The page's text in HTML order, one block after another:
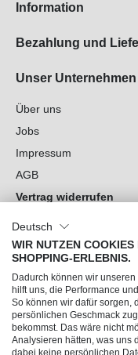
Information
Bezahlung und
Unser Unternehmen
Über uns
Jobs
Impressum
AGB
Vertrag widerrufen
Cookie-Einstellungen
Du hast Fragen?
Unsere Socials
Deutsch
WIR NUTZEN
SHOPPING-ERLEBNIS.
Dadurch können wir
hilft uns, die Performance
So können wir dafür sorgen,
persönlichen Geschmack
bekommst. Das wäre nicht
Analysieren hätten, was uns
dabei keine persönlichen